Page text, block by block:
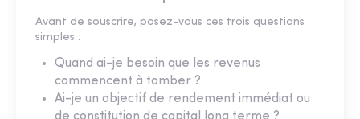
Avant de souscrire, posez-vous ces trois questions
simples :
Quand ai-je besoin que les revenus
commencent à tomber ?
Ai-je un objectif de rendement immédiat ou